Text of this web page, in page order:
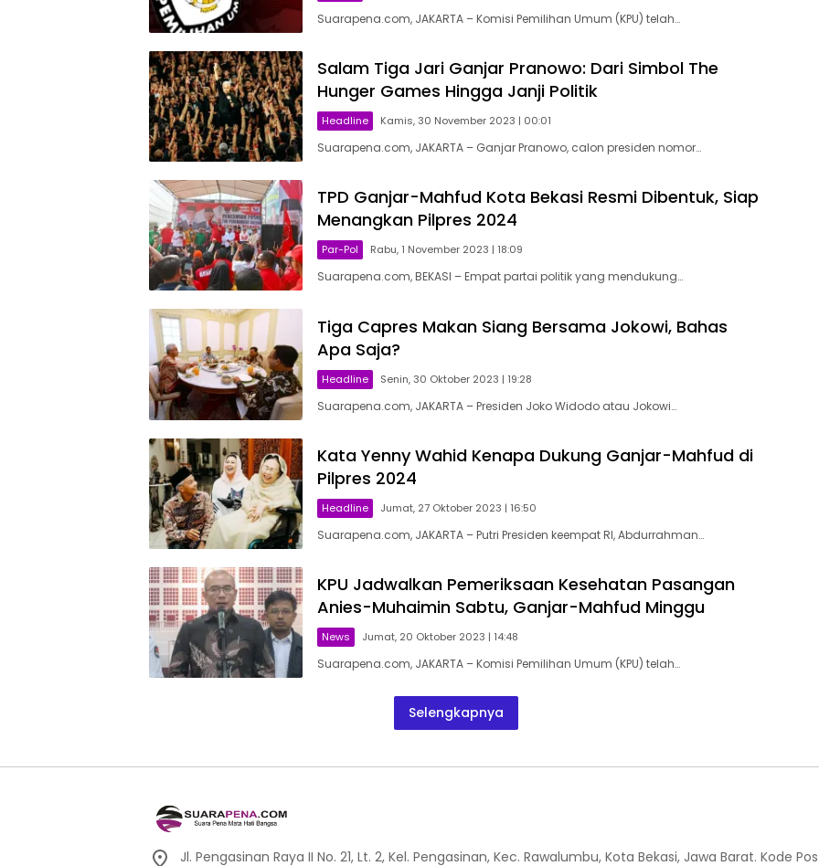
Suarapena.com, JAKARTA – Komisi Pemilihan Umum (KPU) telah…
Salam Tiga Jari Ganjar Pranowo: Dari Simbol The
Hunger Games Hingga Janji Politik
Headline Kamis, 30 November 2023 | 00:01
Suarapena.com, JAKARTA – Ganjar Pranowo, calon presiden nomor…
TPD Ganjar-Mahfud Kota Bekasi Resmi Dibentuk, Siap
Menangkan Pilpres 2024
Par-Pol Rabu, 1 November 2023 | 18:09
Suarapena.com, BEKASI – Empat partai politik yang mendukung…
Tiga Capres Makan Siang Bersama Jokowi, Bahas
Apa Saja?
Headline Senin, 30 Oktober 2023 | 19:28
Suarapena.com, JAKARTA – Presiden Joko Widodo atau Jokowi…
Kata Yenny Wahid Kenapa Dukung Ganjar-Mahfud di
Pilpres 2024
Headline Jumat, 27 Oktober 2023 | 16:50
Suarapena.com, JAKARTA – Putri Presiden keempat RI, Abdurrahman…
KPU Jadwalkan Pemeriksaan Kesehatan Pasangan
Anies-Muhaimin Sabtu, Ganjar-Mahfud Minggu
News Jumat, 20 Oktober 2023 | 14:48
Suarapena.com, JAKARTA – Komisi Pemilihan Umum (KPU) telah…
Selengkapnya
Jl. Pengasinan Raya II No. 21, Lt. 2, Kel. Pengasinan, Kec. Rawalumbu, Kota Bekasi, Jawa Barat. Kode Pos